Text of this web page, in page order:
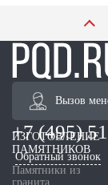
Вызов
+7 (495)
Обратный звонок
ИЗГОТОВЛЕНИЕ
ПАМЯТНИКОВ
Памятники из
гранита